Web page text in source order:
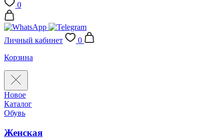
0
Личный кабинет
0
Корзина
Новое
Каталог
Обувь
Женская